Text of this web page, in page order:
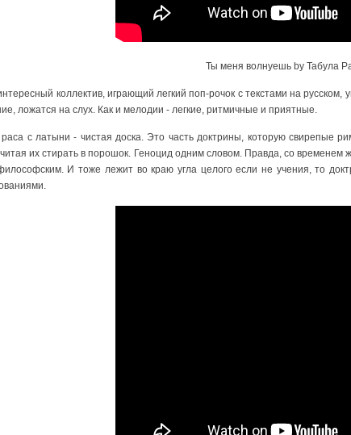
Ты меня волнуешь by Табула
коллектив, играющий легкий поп-рочок с текстами на русском,
ложатся на слух. Как и мелодии - легкие, ритмичные и приятные.
раса с латыни - чистая доска. Это часть доктрины, которую свирепые
их стирать в порошок. Геноцид одним словом. Правда, со временем
И тоже лежит во краю угла целого если не учения, то